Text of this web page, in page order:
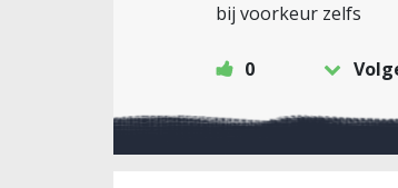
bij voorkeur zelfs
0